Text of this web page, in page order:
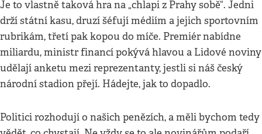
Je to vlastně taková hra na „chlapi z Prahy sobě“. Jedni
drží státní kasu, druzí šéfují médiím a jejich sportovním
rubrikám, třetí pak kopou do míče. Premiér nabídne
miliardu, ministr financí pokývá hlavou a Lidové noviny
udělají anketu mezi reprezentanty, jestli si náš český
národní stadion přejí. Hádejte, jak to dopadlo.
Politici rozhodují o našich penězích, a měli bychom tedy